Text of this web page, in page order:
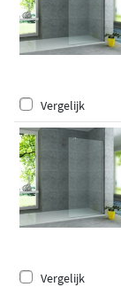
Vergelijk
Vergelijk